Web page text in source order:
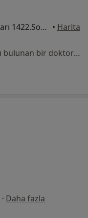
Balgat Mahallesi Mevlana Bulvarı 1422.Sokak No:4, Çankaya • Harita
Bu kurumda online uygunluğu bulunan bir doktor veya uzman bulunamadı
· Daha fazla